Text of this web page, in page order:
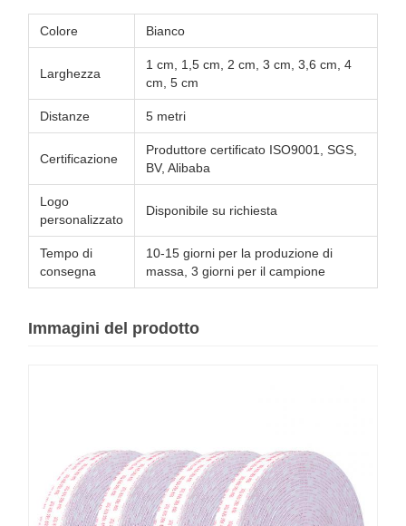
Colore Bianco
Larghezza
1 cm, 1,5 cm, 2 cm, 3 cm, 3,6 cm, 4
cm, 5 cm
Distanze 5 metri
Certificazione
Produttore certificato ISO9001, SGS,
BV, Alibaba
Logo
personalizzato
Disponibile su richiesta
Tempo di
consegna
10-15 giorni per la produzione di
massa, 3 giorni per il campione
Immagini del prodotto